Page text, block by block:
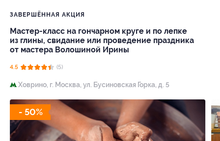
ЗАВЕРШЁННАЯ АКЦИЯ
Мастер-класс на гончарном круге и по лепке
из глины, свидание или проведение праздника
от мастера Волошиной Ирины
4.5 (5)
Ховрино, г. Москва, ул. Бусиновская Горка, д. 5
- 50%